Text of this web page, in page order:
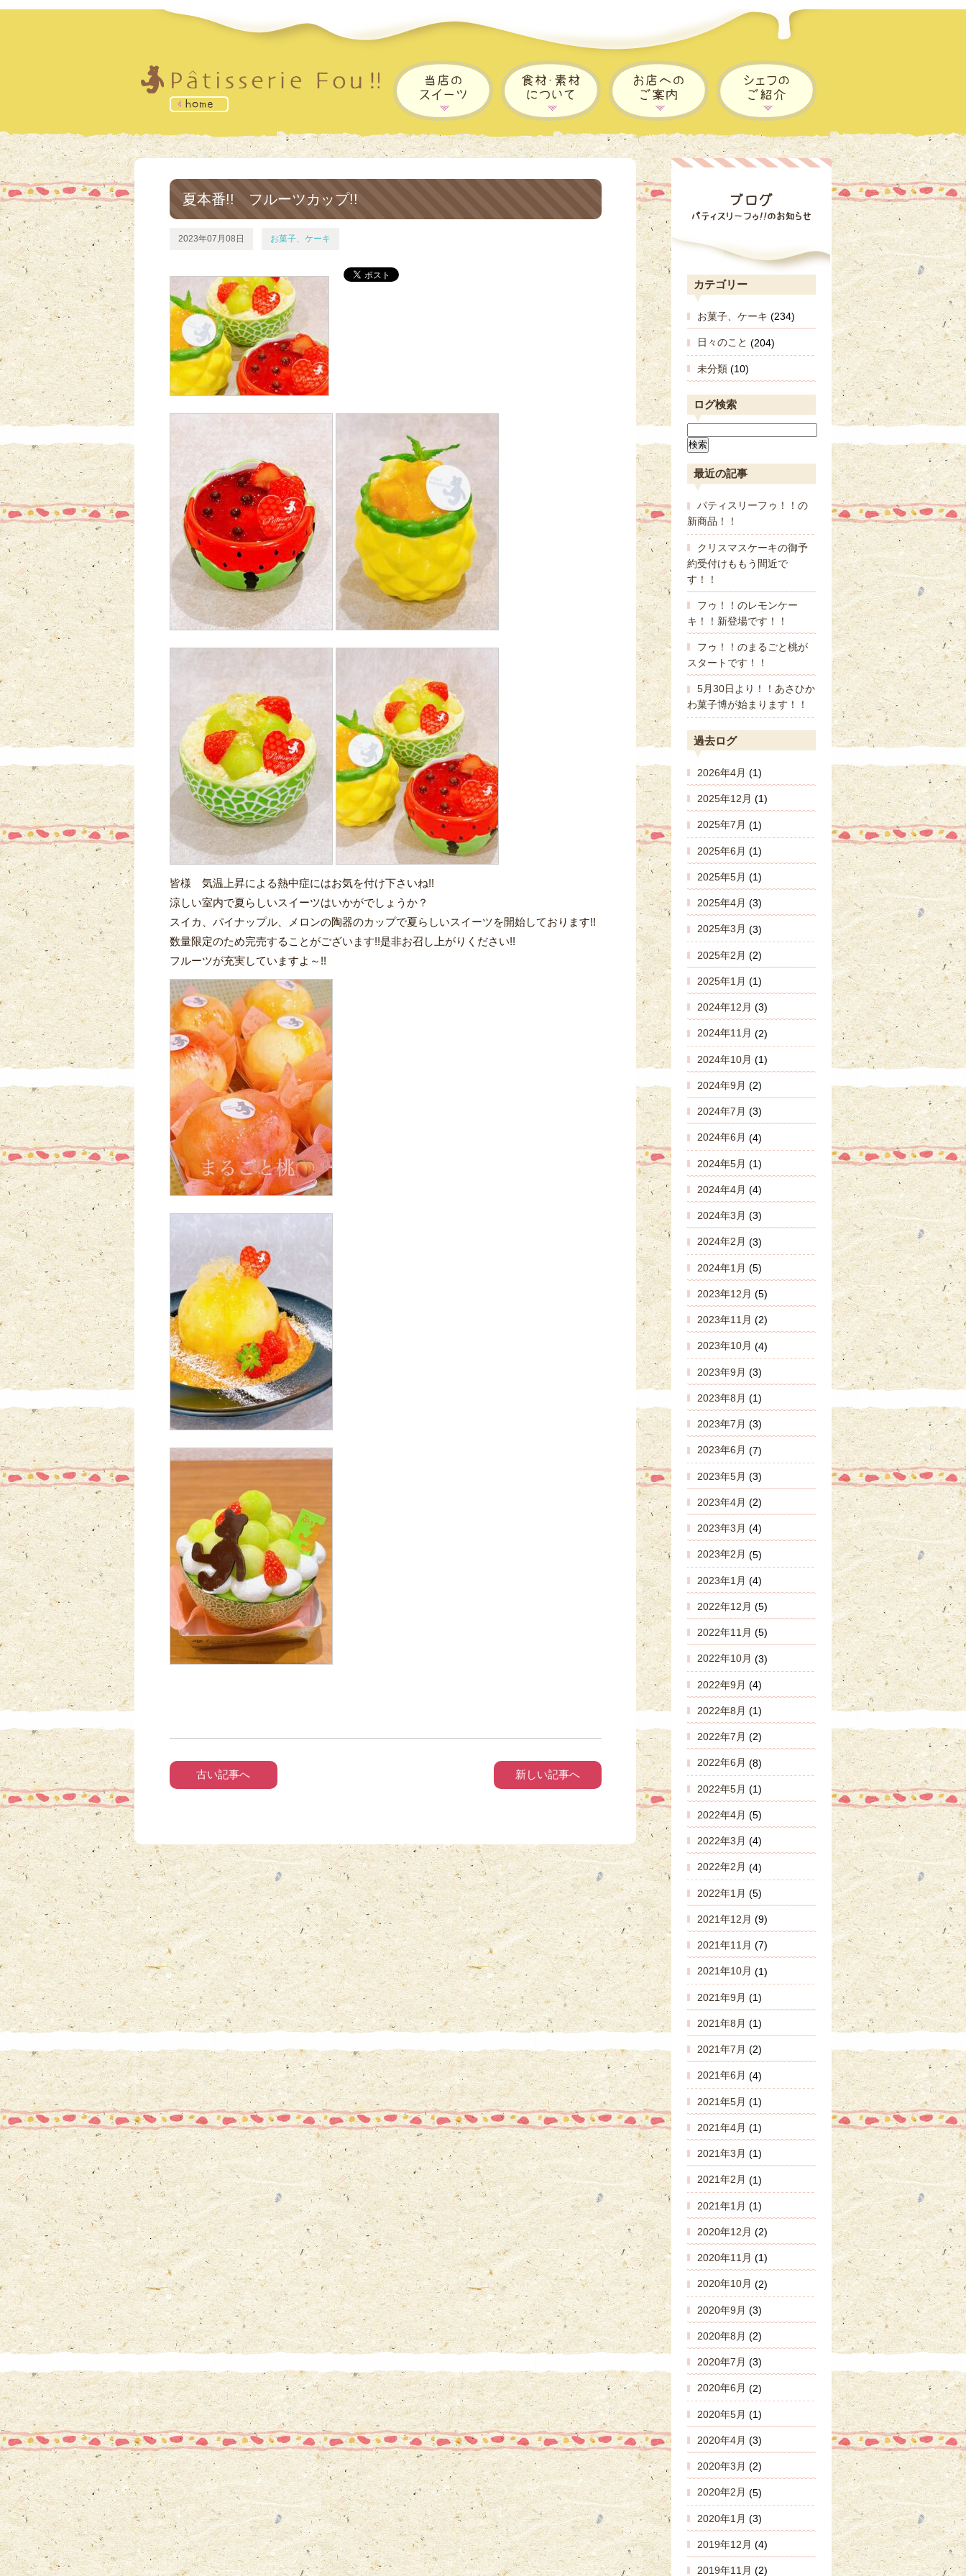
夏本番!! フルーツカップ!!
2023年07月08日 お菓子、ケーキ
皆様 気温上昇による熱中症にはお気を付け下さいね!!
涼しい室内で夏らしいスイーツはいかがでしょうか？
スイカ、パイナップル、メロンの陶器のカップで夏らしいスイーツを開始しております!!
数量限定のため完売することがございます!!是非お召し上がりください!!
フルーツが充実していますよ～!!
古い記事へ 新しい記事へ
カテゴリー
お菓子、ケーキ (234)
日々のこと (204)
未分類 (10)
ログ検索
最近の記事
パティスリーフゥ！！の
新商品！！
クリスマスケーキの御予
約受付けももう間近で
す！！
フゥ！！のレモンケー
キ！！新登場です！！
フゥ！！のまるごと桃が
スタートです！！
5月30日より！！あさひか
わ菓子博が始まります！！
過去ログ
2026年4月 (1)
2025年12月 (1)
2025年7月 (1)
2025年6月 (1)
2025年5月 (1)
2025年4月 (3)
2025年3月 (3)
2025年2月 (2)
2025年1月 (1)
2024年12月 (3)
2024年11月 (2)
2024年10月 (1)
2024年9月 (2)
2024年7月 (3)
2024年6月 (4)
2024年5月 (1)
2024年4月 (4)
2024年3月 (3)
2024年2月 (3)
2024年1月 (5)
2023年12月 (5)
2023年11月 (2)
2023年10月 (4)
2023年9月 (3)
2023年8月 (1)
2023年7月 (3)
2023年6月 (7)
2023年5月 (3)
2023年4月 (2)
2023年3月 (4)
2023年2月 (5)
2023年1月 (4)
2022年12月 (5)
2022年11月 (5)
2022年10月 (3)
2022年9月 (4)
2022年8月 (1)
2022年7月 (2)
2022年6月 (8)
2022年5月 (1)
2022年4月 (5)
2022年3月 (4)
2022年2月 (4)
2022年1月 (5)
2021年12月 (9)
2021年11月 (7)
2021年10月 (1)
2021年9月 (1)
2021年8月 (1)
2021年7月 (2)
2021年6月 (4)
2021年5月 (1)
2021年4月 (1)
2021年3月 (1)
2021年2月 (1)
2021年1月 (1)
2020年12月 (2)
2020年11月 (1)
2020年10月 (2)
2020年9月 (3)
2020年8月 (2)
2020年7月 (3)
2020年6月 (2)
2020年5月 (1)
2020年4月 (3)
2020年3月 (2)
2020年2月 (5)
2020年1月 (3)
2019年12月 (4)
2019年11月 (2)